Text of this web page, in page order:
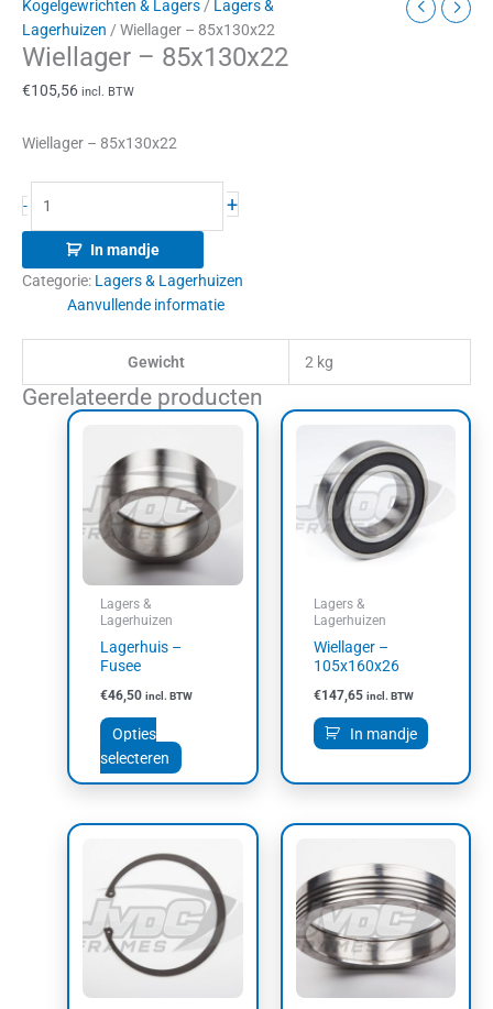
Kogelgewrichten & Lagers/ Lagers &
Lagerhuizen / Wiellager – 85x130x22
Wiellager – 85x130x22
€105,56 incl. BTW
Wiellager – 85x130x22
- +
In mandje
Categorie: Lagers & Lagerhuizen
Aanvullende informatie
Gewicht 2 kg
Gerelateerde producten
Lagers &
Lagerhuizen
Lagerhuis –
Fusee
€46,50 incl. BTW
Opties
selecteren
heeft
meerdere
variaties.
Deze
optie
de
Lagers &
Lagerhuizen
Wiellager –
105x160x26
€147,65 incl. BTW
In mandje